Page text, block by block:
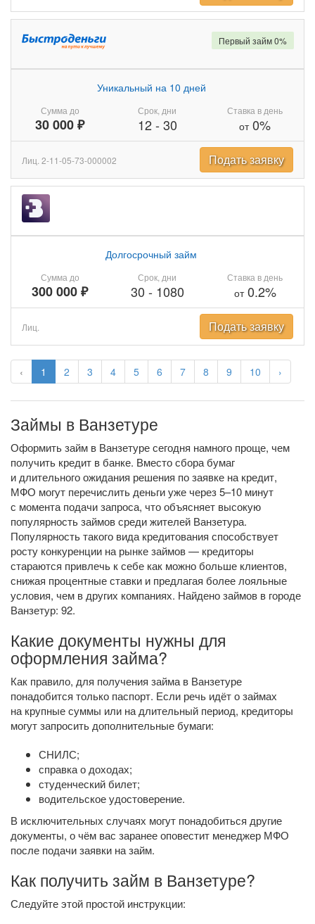
‹ 1 2 3 4 5 6 7 8 9 10 ›
Сумма до
30 000 ₽
Уникальный на 10 дней
Срок, дни
12- 30
Ставка в день
от0%
Первый займ 0%
Лиц. 2-11-05-73-000002 Подать заявку
Сумма до
300 000 ₽
Долгосрочный займ
Срок, дни
30 - 1080
Ставка в день
от0.2%
Лиц. Подать заявку
Займы в Ванзетуре
Оформить займ в Ванзетуре сегодня намного проще, чем
получить кредит в банке. Вместо сбора бумаг
и длительного ожидания решения по заявке на кредит,
МФО могут перечислить деньги уже через 5–10 минут
с момента подачи запроса, что объясняет высокую
популярность займов среди жителей Ванзетура.
Популярность такого вида кредитования способствует
росту конкуренции на рынке займов — кредиторы
стараются привлечь к себе как можно больше клиентов,
снижая процентные ставки и предлагая более лояльные
условия, чем в других компаниях. Найдено займов в городе
Ванзетур: 92.
Какие документы нужны для
оформления займа?
Как правило, для получения займа в Ванзетуре
понадобится только паспорт. Если речь идёт о займах
на крупные суммы или на длительный период, кредиторы
могут запросить дополнительные бумаги:
СНИЛС;
справка о доходах;
студенческий билет;
водительское удостоверение.
В исключительных случаях могут понадобиться другие
документы, о чём вас заранее оповестит менеджер МФО
после подачи заявки на займ.
Как получить займ в Ванзетуре?
Следуйте этой простой инструкции: